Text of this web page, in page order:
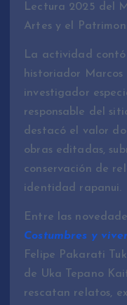
Lectura 2025 del
Artes y el
La actividad
historiador
investigador
responsable del
destacó el valor
obras editadas,
conservación de
identidad rapanui.
Entre las
Costumbres y
Felipe Pakarati
de Uka Tepano
rescatan relatos,